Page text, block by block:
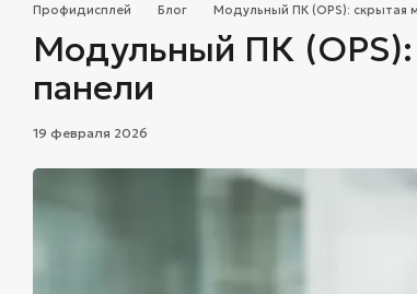
Профидисплей Блог Модульный ПК (OPS): скрытая
Модульный ПК
панели
19 февраля 2026